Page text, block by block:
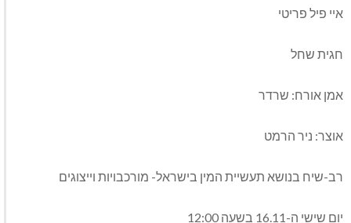
איי פיל פריטי
חגית שחל
אמן אורח: שרדר
אוצר: ניר הרמט
רב-שיח בנושא תעשיית המין בישראל- מורכבויות וייצוגים
יום שישי ה-16.11 בשעה 12:00